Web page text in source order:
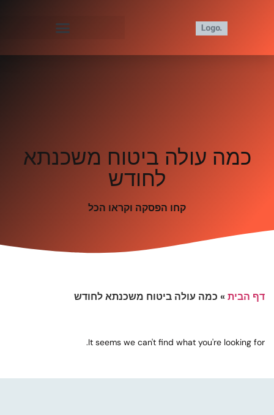
כמה עולה ביטוח משכנתא
לחודש
קחו הפסקה וקראו הכל
דף הבית» כמה עולה ביטוח משכנתא לחודש
It seems we can't find what you're looking for.